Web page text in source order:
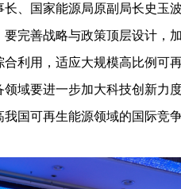
国家能源局原副局长史玉
完善战略与政策顶层设计，
利用，适应大规模高比例可
域要进一步加大科技创新力
国可再生能源领域的国际竞争